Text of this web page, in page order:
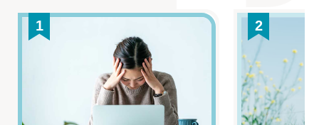
1 2